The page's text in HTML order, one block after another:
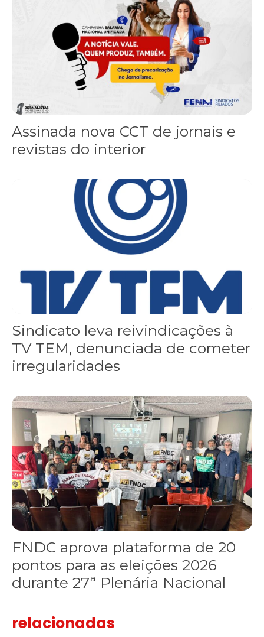
Assinada nova CCT de jornais e
revistas do interior
Sindicato leva reivindicações à TV TEM, denunciada de cometer
Sindicato leva reivindicações à
TV TEM, denunciada de cometer
irregularidades
FNDC aprova plataforma de 20 pontos para as eleições 2026
FNDC aprova plataforma de 20
pontos para as eleições 2026
durante 27ª Plenária Nacional
relacionadas